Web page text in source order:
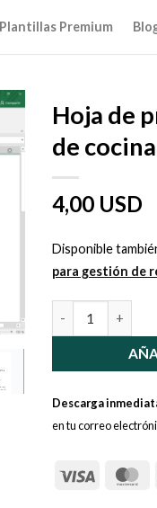
Plantillas Premium
Hoja de
de cocina
4,00 USD
Disponible
para gestión de
Descarga
en tu correo